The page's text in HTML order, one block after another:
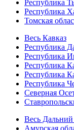
Республика
Республика
Томская
Весь Кавказ
Республика
Республика
Республика
Республика
Республика
Северная
Весь
Амурская